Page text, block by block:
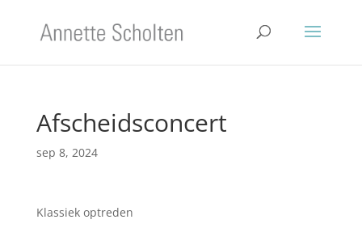
Afscheidsconcert
sep 8, 2024
Klassiek optreden